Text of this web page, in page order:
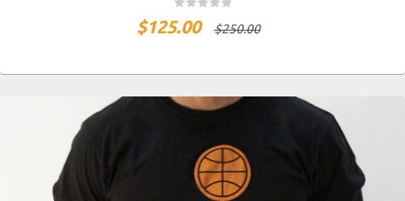
$250.00
$125.00